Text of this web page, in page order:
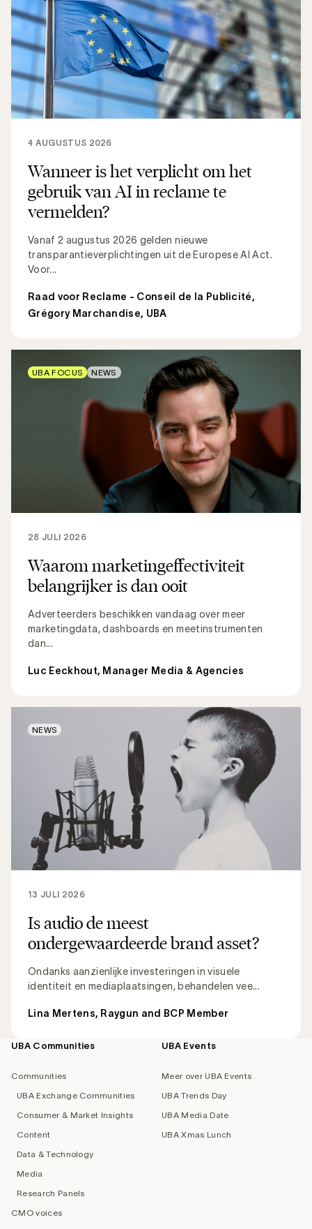
Wanneer is het verplicht om het
gebruik van AI in reclame te
vermelden?
Vanaf 2 augustus 2026 gelden nieuwe
transparantieverplichtingen uit de Europese AI Act.
Voor...
4 AUGUSTUS 2026
Raad voor Reclame - Conseil de la Publicité,
Grégory Marchandise, UBA
Waarom marketingeffectiviteit
belangrijker is dan ooit
Adverteerders beschikken vandaag over meer
marketingdata, dashboards en meetinstrumenten
dan...
28 JULI 2026
Luc Eeckhout, Manager Media & Agencies
UBA FOCUS NEWS
Is audio de meest
ondergewaardeerde brand asset?
Ondanks aanzienlijke investeringen in visuele
identiteit en mediaplaatsingen, behandelen vee...
13 JULI 2026
Lina Mertens, Raygun and BCP Member
NEWS
Footer
UBA Communities
Communities
UBA Exchange Communities
Consumer & Market Insights
Content
Data & Technology
Media
Research Panels
CMO voices
UBA Events
Meer over UBA Events
UBA Trends Day
UBA Media Date
UBA Xmas Lunch